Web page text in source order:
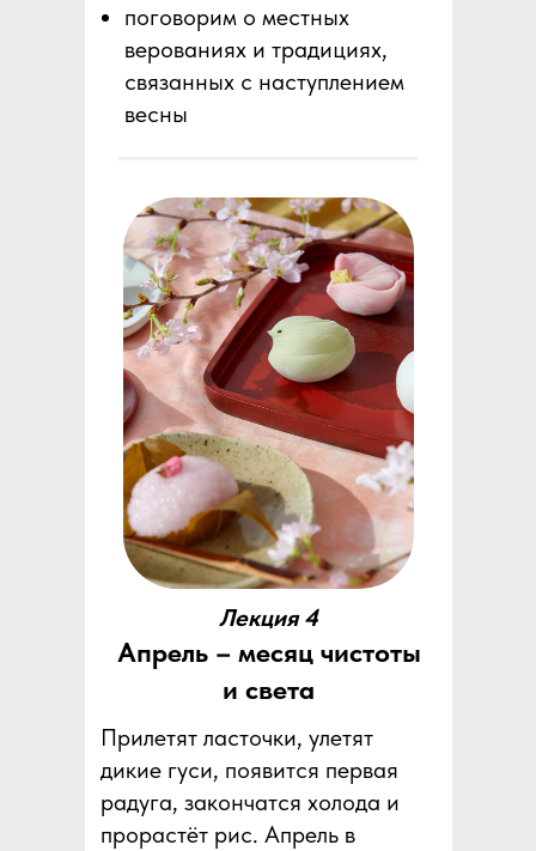
поговорим о местных
верованиях и традициях,
связанных с наступлением
весны
Апрель – месяц чистоты
и света
Прилетят ласточки, улетят
дикие гуси, появится первая
радуга, закончатся холода и
прорастёт рис. Апрель в
Лекция 4